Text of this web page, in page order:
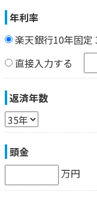
年利率
楽天銀行10年固定
直接入力する
返済年数
頭金
万円